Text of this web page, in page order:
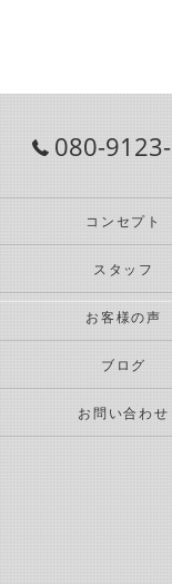
080-
コンセプト
スタッフ
お客様の声
ブログ
お問い合わせ